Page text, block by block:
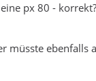
px 80 -
müsste ebenfalls